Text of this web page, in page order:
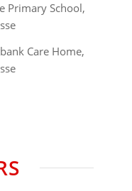
Primary School,
Care Home,